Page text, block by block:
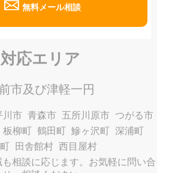
無料メール相談
対応エリア
市及び津軽一円
川市 青森市 五所川原市 つがる市
板柳町 鶴田町 鰺ヶ沢町 深浦町
田舎館村 西目屋村
相談に応じます。お気軽に問い合